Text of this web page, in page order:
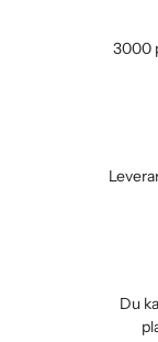
3000
Du